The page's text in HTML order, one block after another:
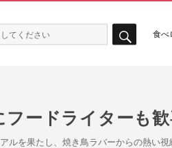
食べ
フードライターも
を果たし、焼き鳥ラバーからの熱い視